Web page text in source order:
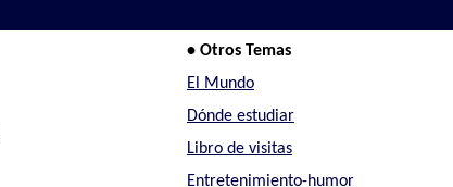
• Otros Temas
El Mundo
Dónde estudiar
Libro de visitas
Entretenimiento-humor